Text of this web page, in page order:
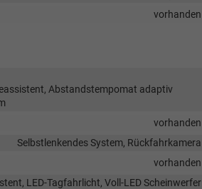
vorhanden
Abstandstempomat adaptiv
vorhanden
Selbstlenkendes System, Rückfahrkamera
vorhanden
LED-Tagfahrlicht, Voll-LED Scheinwerfer